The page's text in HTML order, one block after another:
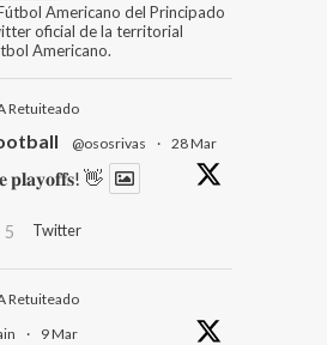
Americano del Principado
oficial de la territorial
Americano.
Retuiteado
@ososrivas · 28 Mar
𝐩𝐥𝐚𝐲𝐨𝐟𝐟𝐬! 👋
5 Twitter
Retuiteado
· 9 Mar